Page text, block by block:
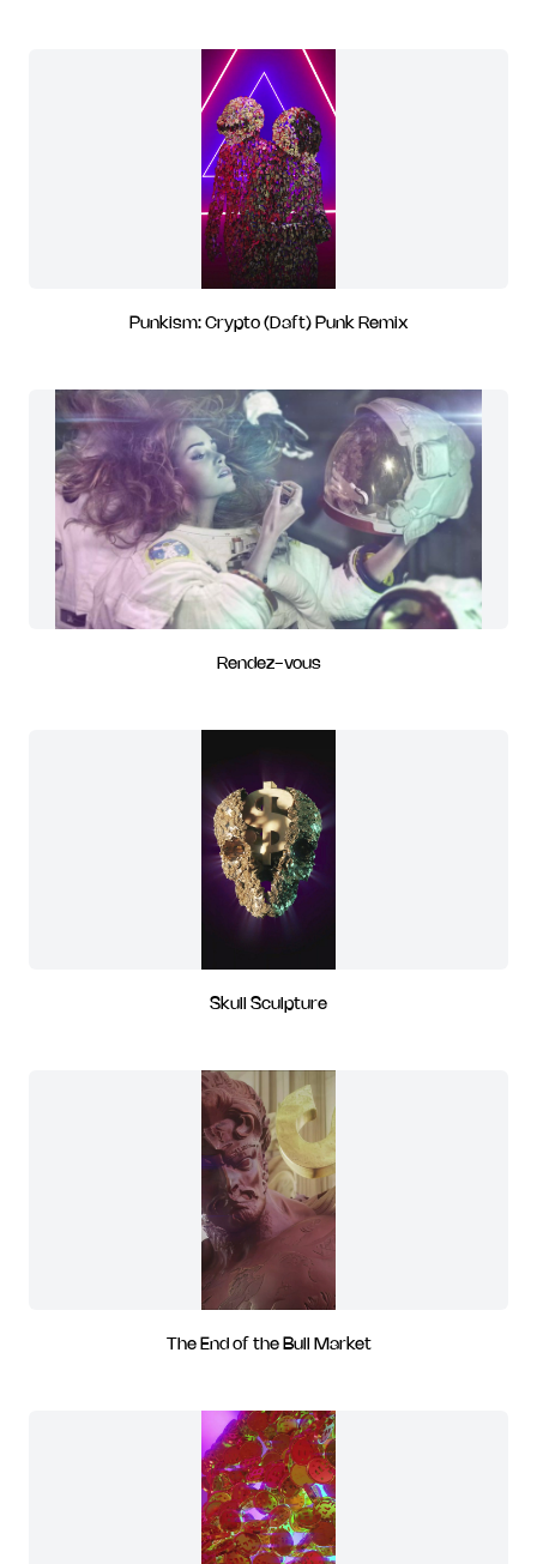
Punkism: Crypto (Daft) Punk Remix
Rendez-vous
Skull Sculpture
The End of the Bull Market